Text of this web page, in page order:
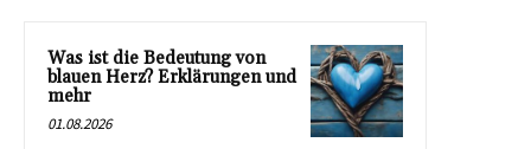
Was ist die Bedeutung von
blauen Herz? Erklärungen und
mehr
01.08.2026